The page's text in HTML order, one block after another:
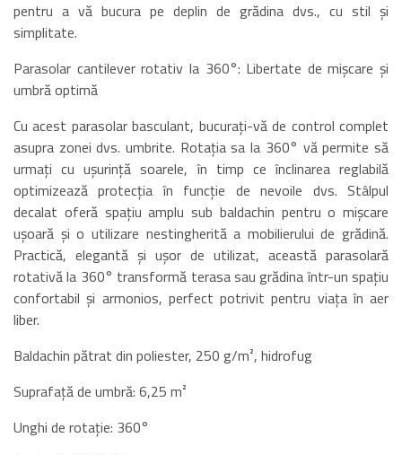
pentru a vă bucura pe deplin de grădina dvs., cu stil și
simplitate.
Parasolar cantilever rotativ la 360°: Libertate de mișcare și
umbră optimă
Cu acest parasolar basculant, bucurați-vă de control complet
asupra zonei dvs. umbrite. Rotația sa la 360° vă permite să
urmați cu ușurință soarele, în timp ce înclinarea reglabilă
optimizează protecția în funcție de nevoile dvs. Stâlpul
decalat oferă spațiu amplu sub baldachin pentru o mișcare
ușoară și o utilizare nestingherită a mobilierului de grădină.
Practică, elegantă și ușor de utilizat, această parasolară
rotativă la 360° transformă terasa sau grădina într-un spațiu
confortabil și armonios, perfect potrivit pentru viața în aer
liber.
Baldachin pătrat din poliester, 250 g/m², hidrofug
Suprafață de umbră: 6,25 m²
Unghi de rotație: 360°